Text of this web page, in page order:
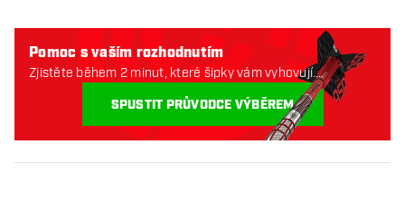
Pomoc s vaším rozhodnutím
Zjistěte během 2 minut, které šipky vám vyhovují.
SPUSTIT PRŮVODCE VÝBĚREM